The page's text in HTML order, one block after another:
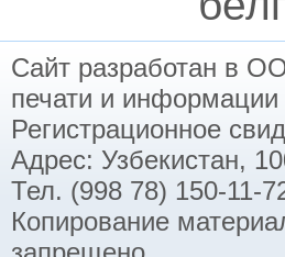
Сайт разработан в
печати и информации
Регистрационное
Адрес: Узбекистан,
Тел. (998 78) 150-11-
Копирование